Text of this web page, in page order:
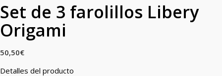
Set de 3 farolillos Libery
Origami
50,50€
Detalles del producto